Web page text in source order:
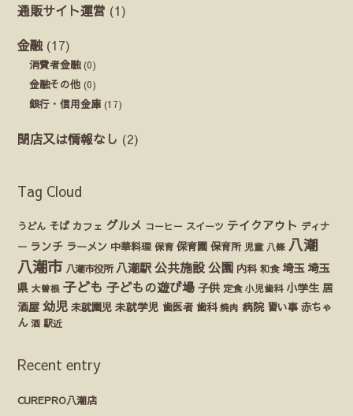
通販サイト運営 (1)
金融 (17)
消費者金融(0)
金融その他 (0)
銀行・信用金庫 (17)
閉店又は情報なし (2)
Tag Cloud
うどん そば カフェ グルメ コーヒー スイーツ テイクアウト ディナ
ー ランチ ラーメン 中華料理 保育 保育園 保育所 児童 八條 八潮
八潮市 八潮市役所 八潮駅 公共施設 公園 内科 和食 埼玉 埼玉
県 大曽根 子ども 子どもの遊び場 子供 定食 小児歯科 小学生 居
酒屋 幼児 未就園児 未就学児 歯医者 歯科 焼肉 病院 習い事 赤ちゃ
ん 酒 駅近
Recent entry
CUREPRO八潮店